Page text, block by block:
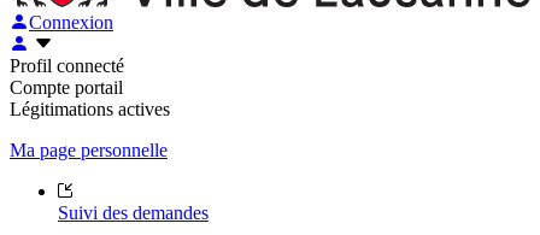
Connexion
Profil connecté
Compte portail
Légitimations actives
Ma page personnelle
Suivi des demandes